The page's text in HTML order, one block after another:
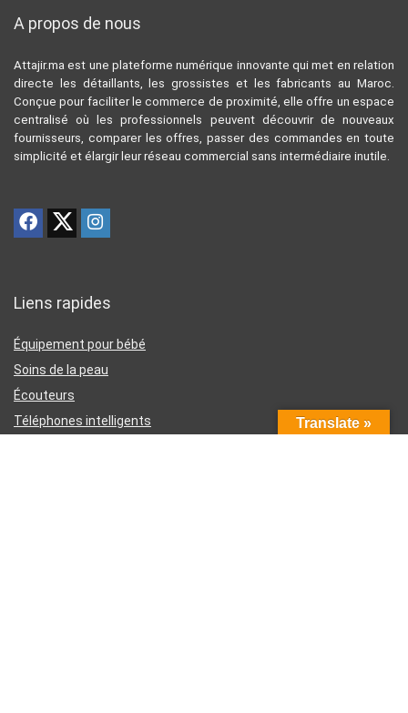
A propos de nous
Attajir.ma est une plateforme numérique innovante qui met en relation
directe les détaillants, les grossistes et les fabricants au Maroc.
Conçue pour faciliter le commerce de proximité, elle offre un espace
centralisé où les professionnels peuvent découvrir de nouveaux
fournisseurs, comparer les offres, passer des commandes en toute
simplicité et élargir leur réseau commercial sans intermédiaire inutile.
Liens rapides
Équipement pour bébé
Soins de la peau
Écouteurs
Téléphones intelligents
Translate »